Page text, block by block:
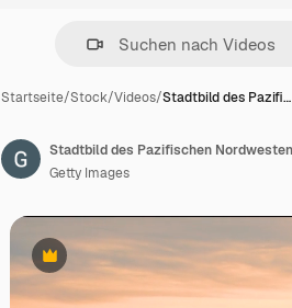
Startseite/Stock/Videos/Stadtbild des Pazifi…
Premium
Getty Images